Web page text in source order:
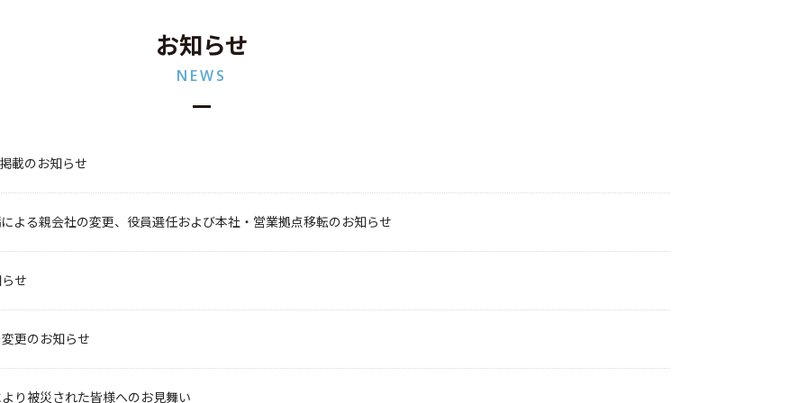
お知らせ
NEWS
載のお知らせ
よる親会社の変更、役員選任および本社・営業拠点移転のお知らせ
せ
更のお知らせ
り被災された皆様へのお見舞い